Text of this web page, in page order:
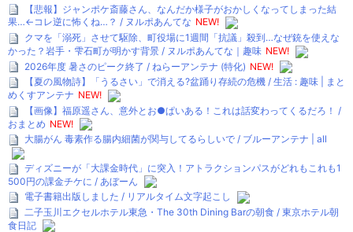
【悲報】ジャンポケ斎藤さん、なんだか様子がおかしくなってしまった結
果…←コレ逆に怖くね…？ / ヌルポあんてな NEW!
クマを「溺死」させて駆除、町役場に1週間「抗議」殺到…なぜ銃を使えな
かった？岩手・雫石町が明かす背景 / ヌルポあんてな｜趣味 NEW!
2026年度 暑さのピーク終了 / ねらーアンテナ (特化) NEW!
【夏の風物詩】「うるさい」で消える?盆踊り存続の危機 / 生活 : 趣味 | まと
めくすアンテナ NEW!
【画像】福原遥さん、意外とお●ぱいある！これは話変わってくるだろ！ /
おまとめ NEW!
大腸がん 毒素作る腸内細菌が関与してるらしいで / ブルーアンテナ | all
ディズニーが「大課金時代」に突入！アトラクションパスがどれもこれも1
500円の課金チケに / あぼーん
電子書籍出版しました / リアルタイム文字起こし
二子玉川エクセルホテル東急・The 30th Dining Barの朝食 / 東京ホテル朝
食日記